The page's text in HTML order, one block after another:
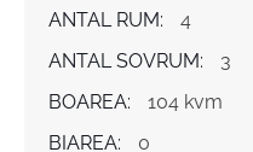
ANTAL RUM:
4
ANTAL SOVRUM:
3
BOAREA:
104 kvm
BIAREA:
0